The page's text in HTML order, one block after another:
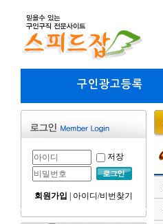
구인광고등록
저장
회원가입 아이디/비번찾기